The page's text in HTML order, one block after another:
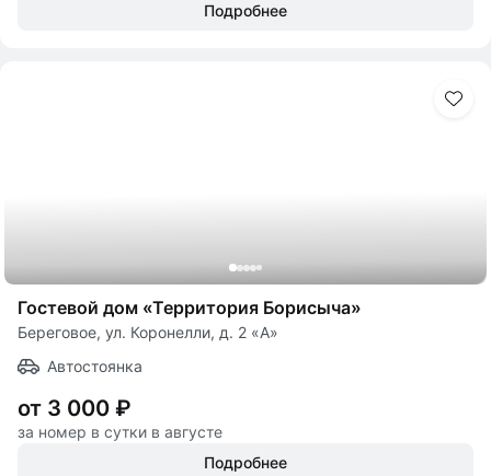
Подробнее
Гостевой дом «Территория Борисыча»
Береговое, ул. Коронелли, д. 2 «А»
Автостоянка
от 3 000 ₽
за номер в сутки в августе
Подробнее